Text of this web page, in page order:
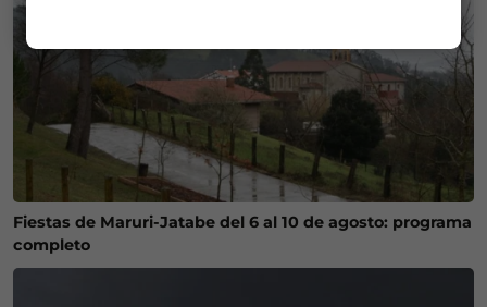
Fiestas de Maruri-Jatabe del 6 al 10 de agosto: programa
completo